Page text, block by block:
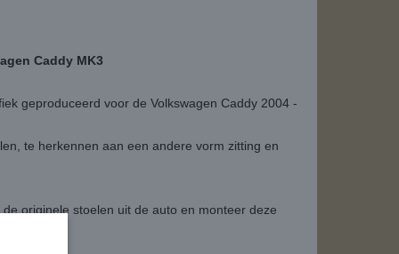
Caddy MK3
geproduceerd voor de Volkswagen Caddy 2004 -
te herkennen aan een andere vorm zitting en
originele stoelen uit de auto en monteer deze